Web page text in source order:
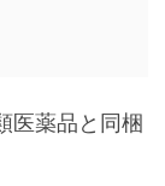
医薬品と同梱